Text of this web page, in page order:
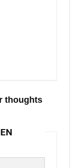
thoughts